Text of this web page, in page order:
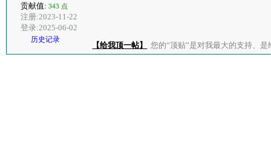
贡献值: 343 点
注册:2023-11-22
登录:2025-06-02
历史记录
【给我顶一帖】 您的“顶贴”是对我最大的支持、